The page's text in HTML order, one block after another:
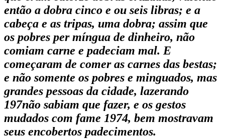
então a dobra cinco e ou seis libras; e a
cabeça e as tripas, uma dobra; assim que
os pobres per míngua de dinheiro, não
comiam carne e padeciam mal. E
começaram de comer as carnes das bestas;
e não somente os pobres e minguados, mas
grandes pessoas da cidade, lazerando
197não sabiam que fazer, e os gestos
mudados com fame 1974, bem mostravam
seus encobertos padecimentos.